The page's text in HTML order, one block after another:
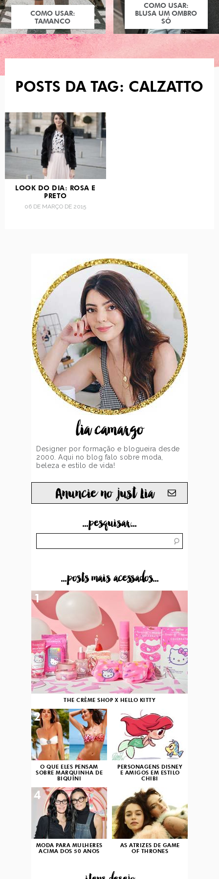
COMO USAR:
TAMANCO
COMO USAR:
BLUSA UM OMBRO
SÓ
POSTS DA TAG: CALZATTO
LOOK DO DIA: ROSA E
PRETO
06 DE MARÇO DE 2015
lia camargo
Designer por formação e blogueira desde
2000. Aqui no blog falo sobre moda,
beleza e estilo de vida!
Anuncie no just Lia
...pesquisar...
...posts mais acessados...
THE CRÈME SHOP X HELLO KITTY
1
O QUE ELES PENSAM
SOBRE MARQUINHA DE
BIQUÍNI
2
PERSONAGENS DISNEY
E AMIGOS EM ESTILO
CHIBI
3
MODA PARA MULHERES
ACIMA DOS 50 ANOS
4
AS ATRIZES DE GAME
OF THRONES